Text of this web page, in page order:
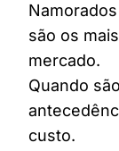
são os
mercado.
Quando
custo.